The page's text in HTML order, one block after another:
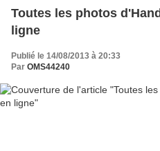
Toutes les photos
ligne
Publié le 14/08/2013 à 20:33
Par OMS44240